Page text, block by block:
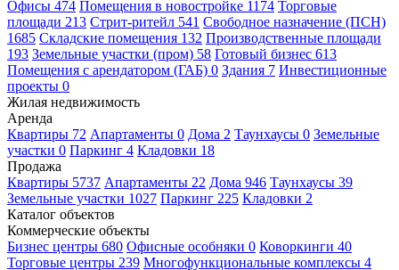
Офисы 474 Помещения в новостройке 1174 Торговые
площади 213 Стрит-ритейл 541 Свободное назначение (ПСН)
1685 Складские помещения 132 Производственные площади
193 Земельные участки (пром) 58 Готовый бизнес 613
Помещения с арендатором (ГАБ) 0 Здания 7 Инвестиционные
проекты 0
Жилая недвижимость
Аренда
Квартиры 72 Апартаменты 0 Дома 2 Таунхаусы 0 Земельные
участки 0 Паркинг 4 Кладовки 18
Продажа
Квартиры 5737 Апартаменты 22 Дома 946 Таунхаусы 39
Земельные участки 1027 Паркинг 225 Кладовки 2
Каталог объектов
Коммерческие объекты
Бизнес центры 680 Офисные особняки 0 Коворкинги 40
Торговые центры 239 Многофункциональные комплексы 4